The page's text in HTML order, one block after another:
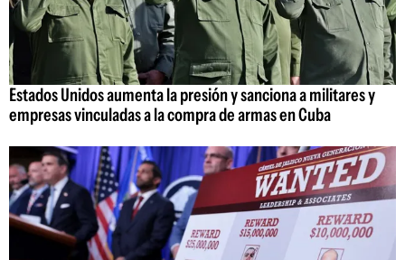
Estados Unidos aumenta la presión y sanciona a militares y
empresas vinculadas a la compra de armas en Cuba